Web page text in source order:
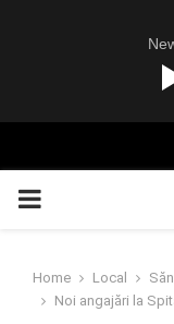
PRIMARY
Home Local
Noi angajări la